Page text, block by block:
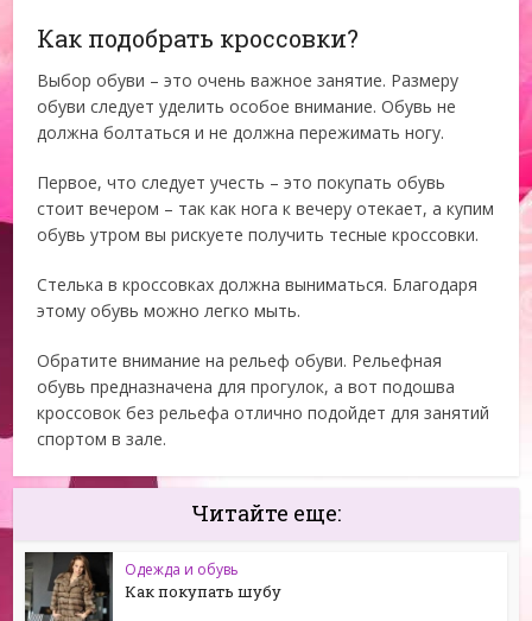
Как подобрать кроссовки?
Выбор обуви – это очень важное занятие. Размеру
обуви следует уделить особое внимание. Обувь не
должна болтаться и не должна пережимать ногу.
Первое, что следует учесть – это покупать обувь
стоит вечером – так как нога к вечеру отекает, а купим
обувь утром вы рискуете получить тесные кроссовки.
Стелька в кроссовках должна выниматься. Благодаря
этому обувь можно легко мыть.
Обратите внимание на рельеф обуви. Рельефная
обувь предназначена для прогулок, а вот подошва
кроссовок без рельефа отлично подойдет для занятий
спортом в зале.
Читайте еще:
Одежда и обувь
Как покупать шубу